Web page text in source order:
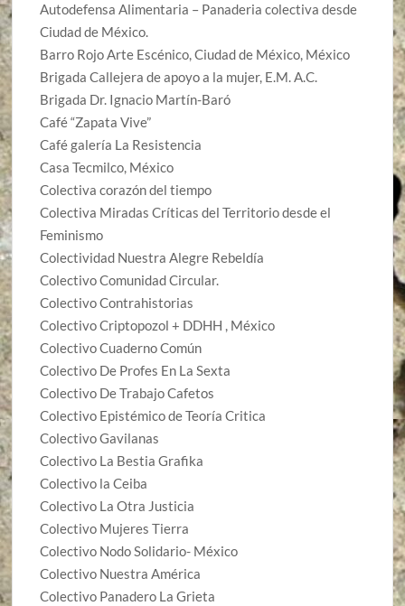
Autodefensa Alimentaria – Panaderia colectiva desde
Ciudad de México.
Barro Rojo Arte Escénico, Ciudad de México, México
Brigada Callejera de apoyo a la mujer, E.M. A.C.
Brigada Dr. Ignacio Martín-Baró
Café “Zapata Vive”
Café galería La Resistencia
Casa Tecmilco, México
Colectiva corazón del tiempo
Colectiva Miradas Críticas del Territorio desde el
Feminismo
Colectividad Nuestra Alegre Rebeldía
Colectivo Comunidad Circular.
Colectivo Contrahistorias
Colectivo Criptopozol + DDHH , México
Colectivo Cuaderno Común
Colectivo De Profes En La Sexta
Colectivo De Trabajo Cafetos
Colectivo Epistémico de Teoría Critica
Colectivo Gavilanas
Colectivo La Bestia Grafika
Colectivo la Ceiba
Colectivo La Otra Justicia
Colectivo Mujeres Tierra
Colectivo Nodo Solidario- México
Colectivo Nuestra América
Colectivo Panadero La Grieta